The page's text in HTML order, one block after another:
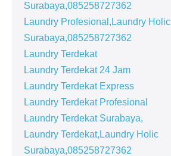
Surabaya,085258727362
Laundry Profesional,Laundry Holic
Surabaya,085258727362
Laundry Terdekat
Laundry Terdekat 24 Jam
Laundry Terdekat Express
Laundry Terdekat Profesional
Laundry Terdekat Surabaya,
Laundry Terdekat,Laundry Holic
Surabaya,085258727362